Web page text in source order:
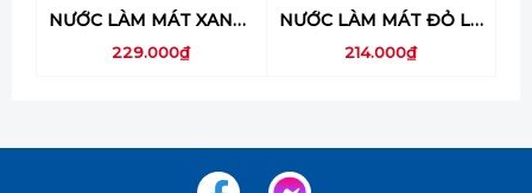
NƯỚC LÀM MÁT XANH LIQUI MOLY KFS 11- 1380
229.000₫
NƯỚC LÀM MÁT ĐỎ LIQUI MOLY (PHA SẴN) - 6924
214.000₫